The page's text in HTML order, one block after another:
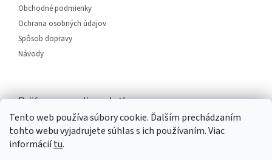
Tento web používa súbory cookie. Ďalším prechádzaním
tohto webu vyjadrujete súhlas s ich používaním. Viac
informáciítu.
Obchodné podmienky
Ochrana osobných údajov
Spôsob dopravy
Návody
Prijímame online platby